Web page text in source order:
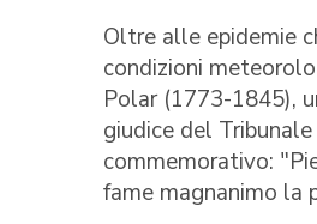
Oltre alle epidemie
condizioni
Polar (1773-1845),
giudice del
commemorativo:
fame magnanimo